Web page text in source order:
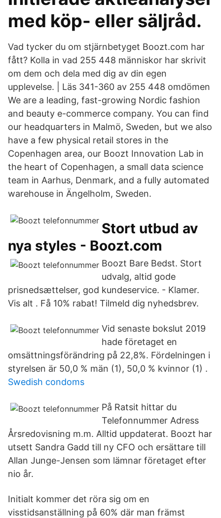
med köp- eller säljråd.
Vad tycker du om stjärnbetyget Boozt.com har
fått? Kolla in vad 255 448 människor har skrivit
om dem och dela med dig av din egen
upplevelse. | Läs 341-360 av 255 448 omdömen
We are a leading, fast-growing Nordic fashion
and beauty e-commerce company. You can find
our headquarters in Malmö, Sweden, but we also
have a few physical retail stores in the
Copenhagen area, our Boozt Innovation Lab in
the heart of Copenhagen, a small data science
team in Aarhus, Denmark, and a fully automated
warehouse in Ängelholm, Sweden.
Stort utbud av
nya styles - Boozt.com
Boozt Bare Bedst. Stort
udvalg, altid gode
prisnedsættelser, god kundeservice. - Klamer.
Vis alt . Få 10% rabat! Tilmeld dig nyhedsbrev.
Vid senaste bokslut 2019
hade företaget en
omsättningsförändring på 22,8%. Fördelningen i
styrelsen är 50,0 % män (1), 50,0 % kvinnor (1) .
Swedish condoms
På Ratsit hittar du
Telefonnummer Adress
Årsredovisning m.m. Alltid uppdaterat. Boozt har
utsett Sandra Gadd till ny CFO och ersättare till
Allan Junge-Jensen som lämnar företaget efter
nio år.
Initialt kommer det röra sig om en
visstidsanställning på 60% där man främst